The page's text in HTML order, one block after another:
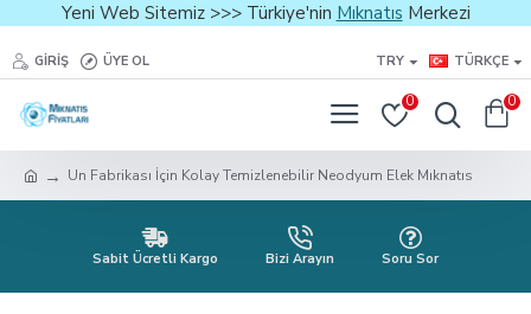
Yeni Web Sitemiz >>> Türkiye'nin Mıknatıs Merkezi
GIRIŞ ÜYE OL TRY TÜRKÇE
0 0
Un Fabrikası İçin Kolay Temizlenebilir Neodyum Elek Mıknatıs
Sabit Ücretli Kargo Bizi Arayın Soru Sor